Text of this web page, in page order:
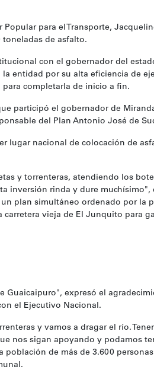
para el Transporte,
toneladas de asfalto.
con el gobernador del
entidad por su alta eficiencia de
para completarla de inicio a fin.
participó el gobernador de
del Plan Antonio José de
lugar nacional de colocación de
y torrenteras, atendiendo los
inversión rinda y dure muchísimo",
plan simultáneo ordenado por la
carretera vieja de El Junquito para
Guaicaipuro", expresó el
el Ejecutivo Nacional.
y vamos a dragar el río.
nos sigan apoyando y podamos
población de más de 3.600